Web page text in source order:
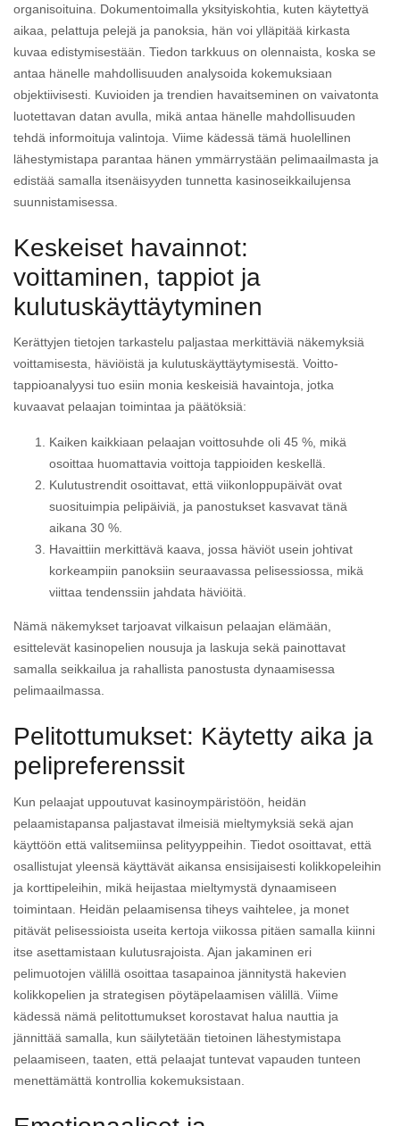
organisoituina. Dokumentoimalla yksityiskohtia, kuten käytettyä
aikaa, pelattuja pelejä ja panoksia, hän voi ylläpitää kirkasta
kuvaa edistymisestään. Tiedon tarkkuus on olennaista, koska se
antaa hänelle mahdollisuuden analysoida kokemuksiaan
objektiivisesti. Kuvioiden ja trendien havaitseminen on vaivatonta
luotettavan datan avulla, mikä antaa hänelle mahdollisuuden
tehdä informoituja valintoja. Viime kädessä tämä huolellinen
lähestymistapa parantaa hänen ymmärrystään pelimaailmasta ja
edistää samalla itsenäisyyden tunnetta kasinoseikkailujensa
suunnistamisessa.
Keskeiset havainnot:
voittaminen, tappiot ja
kulutuskäyttäytyminen
Kerättyjen tietojen tarkastelu paljastaa merkittäviä näkemyksiä
voittamisesta, häviöistä ja kulutuskäyttäytymisestä. Voitto-
tappioanalyysi tuo esiin monia keskeisiä havaintoja, jotka
kuvaavat pelaajan toimintaa ja päätöksiä:
Kaiken kaikkiaan pelaajan voittosuhde oli 45 %, mikä
osoittaa huomattavia voittoja tappioiden keskellä.
Kulutustrendit osoittavat, että viikonloppupäivät ovat
suosituimpia pelipäiviä, ja panostukset kasvavat tänä
aikana 30 %.
Havaittiin merkittävä kaava, jossa häviöt usein johtivat
korkeampiin panoksiin seuraavassa pelisessiossa, mikä
viittaa tendenssiin jahdata häviöitä.
Nämä näkemykset tarjoavat vilkaisun pelaajan elämään,
esittelevät kasinopelien nousuja ja laskuja sekä painottavat
samalla seikkailua ja rahallista panostusta dynaamisessa
pelimaailmassa.
Pelitottumukset: Käytetty aika ja
pelipreferenssit
Kun pelaajat uppoutuvat kasinoympäristöön, heidän
pelaamistapansa paljastavat ilmeisiä mieltymyksiä sekä ajan
käyttöön että valitsemiinsa pelityyppeihin. Tiedot osoittavat, että
osallistujat yleensä käyttävät aikansa ensisijaisesti kolikkopeleihin
ja korttipeleihin, mikä heijastaa mieltymystä dynaamiseen
toimintaan. Heidän pelaamisensa tiheys vaihtelee, ja monet
pitävät pelisessioista useita kertoja viikossa pitäen samalla kiinni
itse asettamistaan kulutusrajoista. Ajan jakaminen eri
pelimuotojen välillä osoittaa tasapainoa jännitystä hakevien
kolikkopelien ja strategisen pöytäpelaamisen välillä. Viime
kädessä nämä pelitottumukset korostavat halua nauttia ja
jännittää samalla, kun säilytetään tietoinen lähestymistapa
pelaamiseen, taaten, että pelaajat tuntevat vapauden tunteen
menettämättä kontrollia kokemuksistaan.